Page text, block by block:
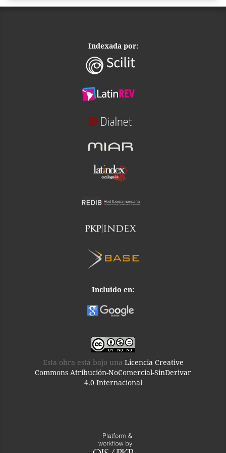
Indexada por:
Incluido en:
Esta obra está bajo una Licencia Creative
Commons Atribución-NoComercial-SinDerivar
4.0 Internacional